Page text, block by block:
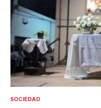
SOCIEDAD